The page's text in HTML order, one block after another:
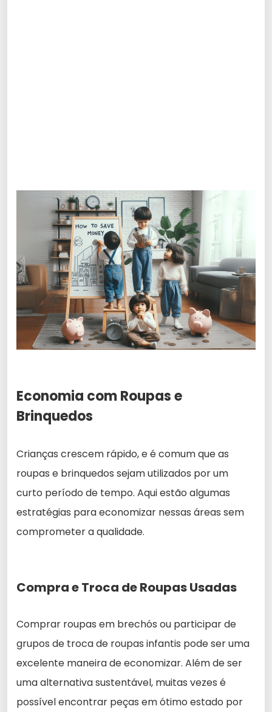
Economia com Roupas e
Brinquedos
Crianças crescem rápido, e é comum que as
roupas e brinquedos sejam utilizados por um
curto período de tempo. Aqui estão algumas
estratégias para economizar nessas áreas sem
comprometer a qualidade.
Compra e Troca de Roupas Usadas
Comprar roupas em brechós ou participar de
grupos de troca de roupas infantis pode ser uma
excelente maneira de economizar. Além de ser
uma alternativa sustentável, muitas vezes é
possível encontrar peças em ótimo estado por